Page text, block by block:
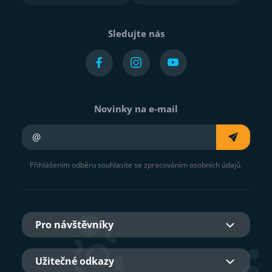
Sledujte nás
Novinky na e-mail
Přihlášením odběru souhlasíte se zpracováním osobních údajů.
Pro návštěvníky
Užitečné odkazy